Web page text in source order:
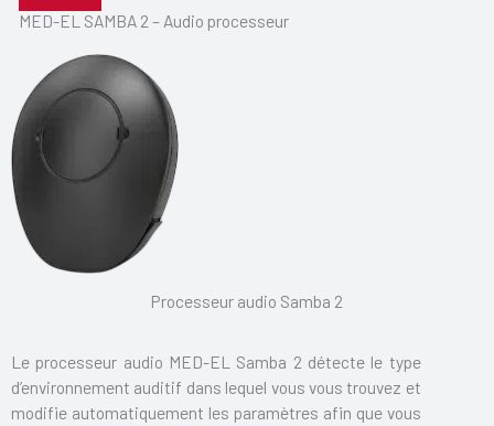
MED-EL SAMBA 2 – Audio processeur
Processeur audio Samba 2
Le processeur audio MED-EL Samba 2 détecte le type
d’environnement auditif dans lequel vous vous trouvez et
modifie automatiquement les paramètres afin que vous